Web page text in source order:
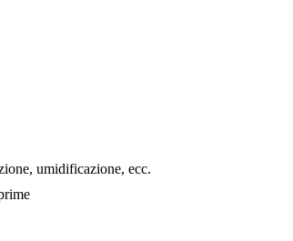
umidificazione, ecc.